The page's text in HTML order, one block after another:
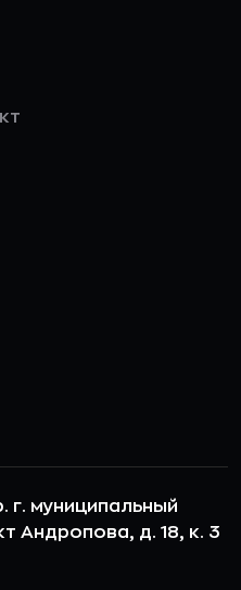
г. муниципальный
Андропова, д. 18, к. 3